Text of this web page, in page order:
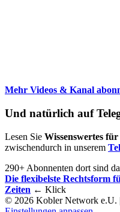
Mehr Videos & Kanal
Und natürlich auf
Lesen Sie Wissenswertes
zwischendurch in unserem
290+ Abonnenten dort sind
Die flexibelste Rechtsform
Zeiten ← Klick
© 2026 Kobler Network e.U. |